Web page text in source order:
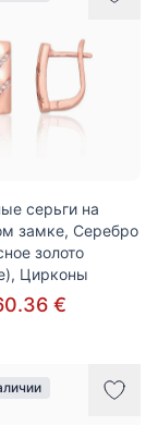
серьги на
замке, Серебро
золото
Цирконы
€